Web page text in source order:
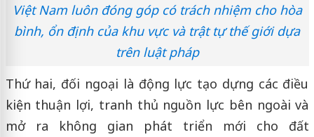
Việt Nam luôn đóng góp có trách nhiệm cho hòa
bình, ổn định của khu vực và trật tự thế giới dựa
trên luật pháp
Thứ hai, đối ngoại là động lực tạo dựng các điều
kiện thuận lợi, tranh thủ nguồn lực bên ngoài và
mở ra không gian phát triển mới cho đất